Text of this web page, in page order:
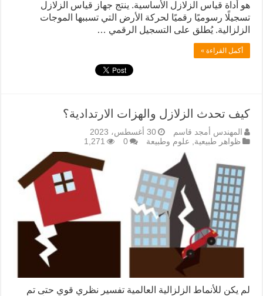
هو أداة قياس الزلازل الأساسية. ينتج جهاز قياس الزلازل
تسجيلًا رسوميًا رقميًا لحركة الأرض التي تسببها الموجات
الزلزالية. يُطلق على التسجيل الرقمي …
أكمل القراءة »
كيف تحدث الزلازل والهزات الارتدادية؟
المهندس أمجد قاسم
30 أغسطس، 2023
ظواهر طبيعية
علوم وطبيعة 0
1,271
لم يكن للأنماط الزلزالية العالمية تفسير نظري قوي حتى تم